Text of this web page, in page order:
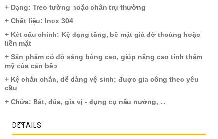
+ Dạng: Treo tường hoặc chân trụ thường
+ Chất liệu: Inox 304
+ Kết cấu chính: Kệ dạng tầng, bề mặt giá đỡ thoáng hoặc
liền mặt
+ Sản phẩm có độ sáng bóng cao, giúp nâng cao tính thẩm
mỹ của căn bếp
+ Kệ chắn chắn, dễ dàng vệ sinh; được gia công theo yêu
cầu
+ Chứa: Bát, đũa, gia vị - dụng cụ nấu nướng, ...
DETAILS